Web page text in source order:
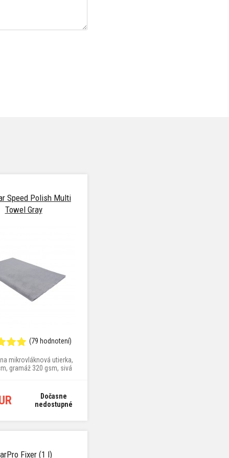
Speed Polish Multi
Towel Gray
(79 hodnotení)
mikrovláknová utierka,
gramáž 320 gsm, sivá
Dočasne
nedostupné
Fixer (1 l)